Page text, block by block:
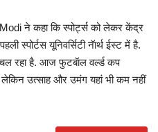
ने कहा कि स्पोर्ट्स को लेकर केंद्र
स्पोर्टस यूनिवर्सिटी नॅार्थ ईस्ट में है.
रहा है. आज फुटबॅाल वर्ल्ड कप
लेकिन उत्साह और उमंग यहां भी कम नहीं